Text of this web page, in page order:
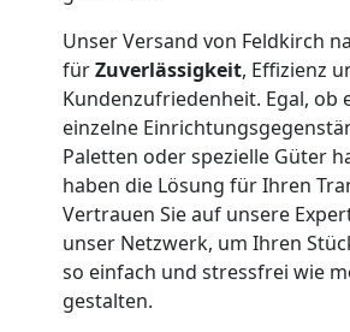
Unser Versand von Feldkirch
fürZuverlässigkeit, Effizienz
Kundenzufriedenheit. Egal, ob
einzelne
Paletten oder spezielle Güter
haben die Lösung für Ihren
Vertrauen Sie auf unsere
unser Netzwerk, um Ihren
so einfach und stressfrei wie
gestalten.
Feldkirch
Vereinsumzug
Feldkirch
Anfrage